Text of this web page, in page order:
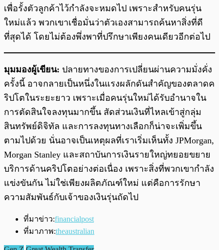
เพื่อรั้งตัวลูกค้าไว้กำลังจะหมดไป เพราะสำหรับคนรุ่น
ใหม่แล้ว พวกเขาเชื่อมั่นว่าตัวเองสามารถค้นหาสิ่งที่ดี
ที่สุดได้ โดยไม่ต้องพึ่งพาที่ปรึกษาเพียงคนเดียวอีกต่อไป
มุมมองผู้เขียน: ปลายทางของการเปลี่ยนผ่านความมั่งคั่ง
ครั้งนี้ อาจกลายเป็นหนึ่งในแรงผลักดันสำคัญของตลาดค
ริปโตในระยะยาว เพราะเมื่อคนรุ่นใหม่ได้รับอำนาจใน
การตัดสินใจลงทุนมากขึ้น สัดส่วนเงินที่ไหลเข้าสู่กลุ่ม
สินทรัพย์ดิจิทัล และการลงทุนทางเลือกก็น่าจะเพิ่มขึ้น
ตามไปด้วย นั่นอาจเป็นเหตุผลที่เราเริ่มเห็นทั้ง JPMorgan,
Morgan Stanley และสถาบันการเงินรายใหญ่ทยอยขยาย
บริการด้านคริปโตอย่างต่อเนื่อง เพราะสิ่งที่พวกเขากำลัง
แข่งขันกัน ไม่ใช่เพียงผลิตภัณฑ์ใหม่ แต่คือการรักษา
ความสัมพันธ์กับเจ้าของเงินรุ่นถัดไป
ที่มาข่าว:financialpost
ที่มาภาพ:theaustralian